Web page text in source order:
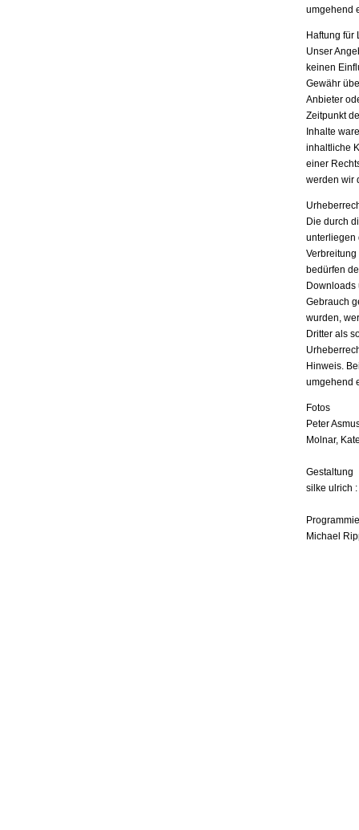
umgehend
Haftung für
Unser
keinen
Gewähr
Anbieter
Zeitpunkt
Inhalte
inhaltliche
einer
werden wir
Die durch
unterliegen
bedürfen
Downloads
Gebrauch
wurden,
Dritter als
Hinweis.
umgehend
Fotos
Peter
Molnar,
Gestaltung
silke ulrich
Michael